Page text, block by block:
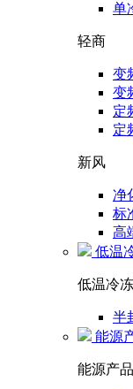
单
轻商
变
变
定
定
新风
净
标
高
低温
低温冷冻
半
能源
能源产品